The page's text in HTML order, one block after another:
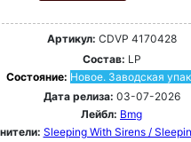
Артикул: CDVP 4170428
Состав: LP
Состояние: Новое. Заводская
Дата релиза: 03-07-2026
Лейбл: Bmg
Sleeping With Sirens /